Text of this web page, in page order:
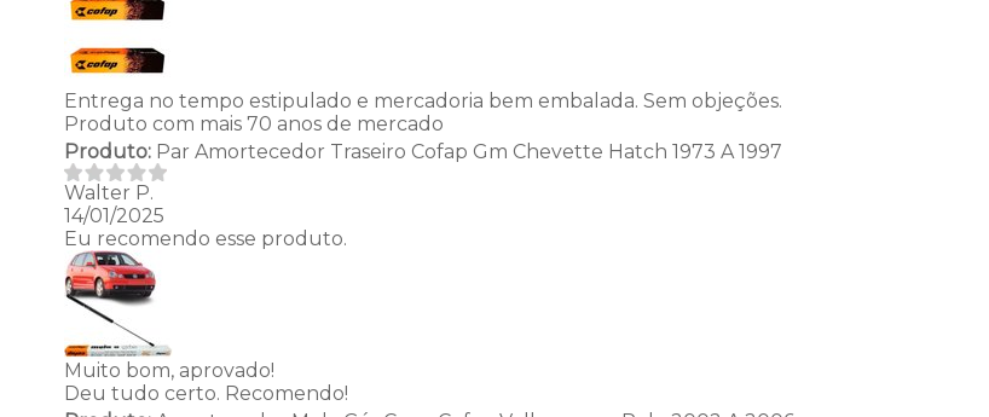
Entrega no tempo estipulado e mercadoria bem embalada. Sem objeções.
Produto com mais 70 anos de mercado
Produto: Par Amortecedor Traseiro Cofap Gm Chevette Hatch 1973 A 1997
Walter P.
14/01/2025
Eu recomendo esse produto.
Muito bom, aprovado!
Deu tudo certo. Recomendo!